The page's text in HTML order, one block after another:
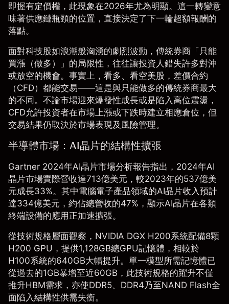
即握有定價權，此現象在2026年尤為明顯。這一轉變意
味著供應鏈瓶頸的位置，直接決定了下一輪超額報酬的
落點。
面對科技股如浪潮般洶湧的劇烈波動，傳統券商「只能
買漲（做多）」的局限性，往往讓投資人錯失許多對沖
或放空的機會。事實上，看多、看空美股， 差價合約
（CFD） 都能交易——這是與只能做多的傳統券商最大
的不同。不論市場迎來爆發性成長或是陷入高位震盪，
CFD允許投資者在市場上漲或下跌時建立相應倉位，但
交易結果仍取決於市場表現及風險管理。
半導體市場：AI晶片的結構性擴張
Gartner 2024年AI晶片市場分析報告指出，2024年AI
晶片市場實際營收達713億美元，較2023年的537億美
元成長33%。其中電腦電子產品領域的AI晶片收入預計
達334億美元，約佔總營收的47%，顯示AI晶片在各類
終端設備的應用正加速擴張。
從技術規格層面觀察， NVIDIA DGX H200系統配備8顆
H200 GPU，提供1,128GB總GPU記憶體，相較於
H100系統的640GB大幅提升。單一模型所需記憶體已
從過去的1GB暴增至近60GB，此技術規格的躍升不僅
推升HBM需求，亦使DDR5、DDR4乃至NAND Flash全
面陷入結構性供需失衡。